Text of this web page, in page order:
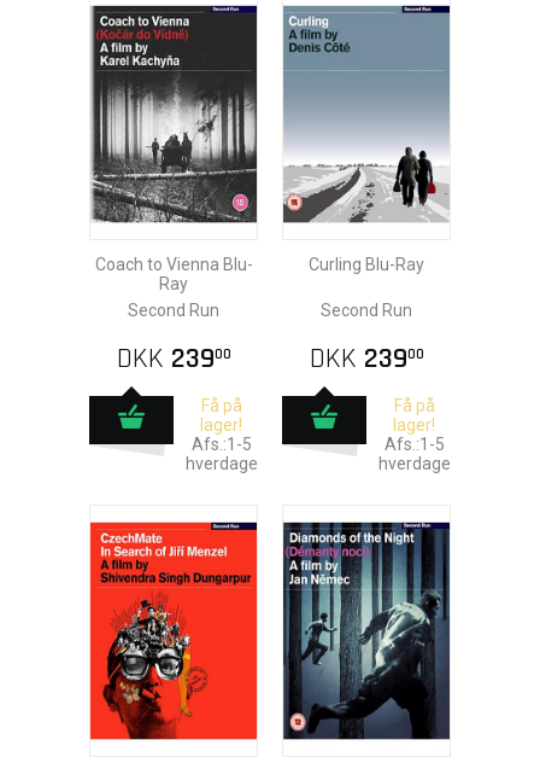
Coach to Vienna Blu-
Ray
Second Run
DKK 23900
Få på
lager!
Afs.:1-5
hverdage
Curling Blu-Ray
Second Run
DKK 23900
Få på
lager!
Afs.:1-5
hverdage